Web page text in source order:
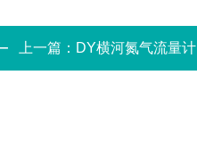
上一篇： DY横河氮气流量计